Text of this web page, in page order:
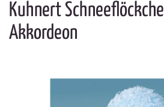
Kuhnert
Akkordeon